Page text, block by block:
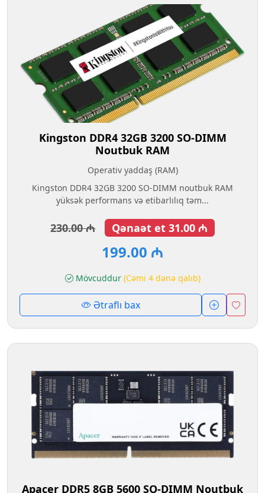
Kingston DDR4 32GB 3200 SO-DIMM
Noutbuk RAM
Operativ yaddaş (RAM)
Kingston DDR4 32GB 3200 SO-DIMM noutbuk RAM
yüksək performans və etibarlılıq təm...
230.00 ₼ Qənaət et 31.00 ₼
199.00 ₼
Mövcuddur (Cəmi 4 dənə qalıb)
Ətraflı bax
Apacer DDR5 8GB 5600 SO-DIMM Noutbuk